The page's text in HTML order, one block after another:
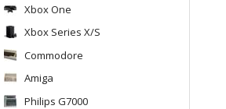
Xbox One
Xbox Series X/S
Commodore
Amiga
Philips G7000